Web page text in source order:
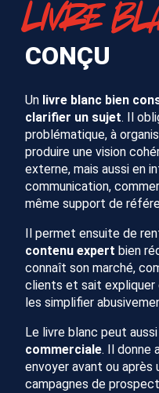
LIVRE
CONÇU
Un livre blanc bien
clarifier un sujet. Il
problématique, à
produire une vision
externe, mais aussi en
communication,
même support de
Il permet ensuite de
contenu expert bien
connaît son marché,
clients et sait expliquer
les simplifier
Le livre blanc peut aussi
commerciale. Il donne
envoyer avant ou après
campagnes de